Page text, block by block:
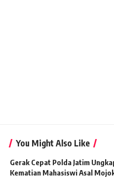
You Might Also Like
Gerak Cepat Polda Jatim
Kematian Mahasiswi Asal